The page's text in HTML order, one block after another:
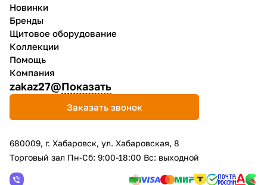
Новинки
Бренды
Щитовое оборудование
Коллекции
Помощь
Компания
zakaz27@Показать
Заказать звонок
680009, г. Хабаровск, ул. Хабаровская, 8
Торговый зал Пн-Сб: 9:00-18:00 Вс: выходной